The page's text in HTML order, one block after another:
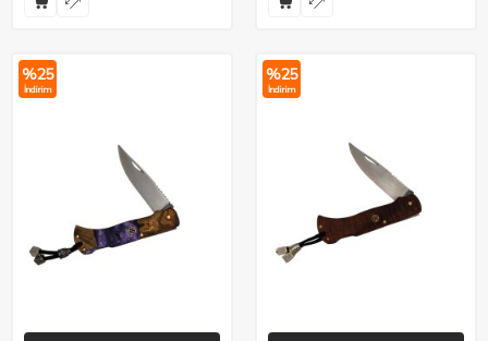
%25
İndirim
%25
İndirim